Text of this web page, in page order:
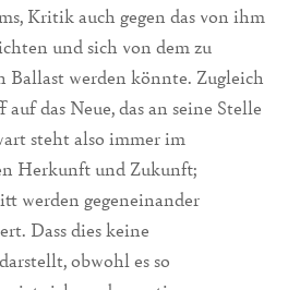
Kritik auch gegen das von ihm
und sich von dem zu
Ballast werden könnte. Zugleich
das Neue, das an seine Stelle
steht also immer im
Herkunft und Zukunft;
werden gegeneinander
Dass dies keine
obwohl es so